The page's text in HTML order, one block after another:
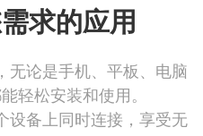
求的应用
无论是手机、平板、电脑
轻松安装和使用。
设备上同时连接，享受无